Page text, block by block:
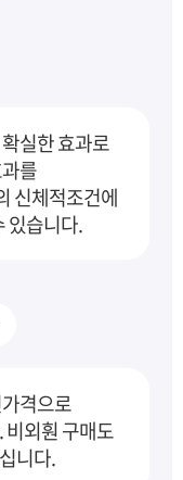
실한 효과로
를
신체적조건에
있습니다.
격으로
외훤 구매도
니다.